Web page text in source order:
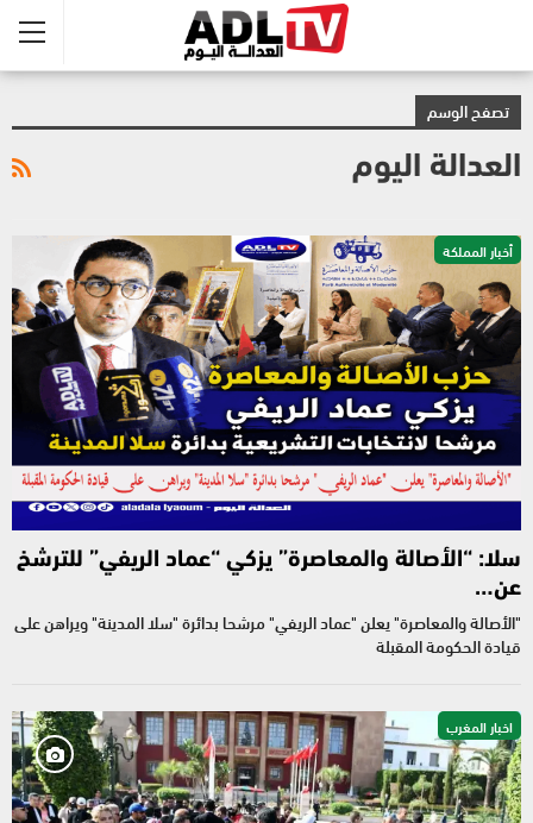
تصفح الوسم
العدالة اليوم
أخبار المملكة
سلا: “الأصالة والمعاصرة” يزكي “عماد الريفي” للترشخ
عن…
"الأصالة والمعاصرة" يعلن "عماد الريفي" مرشحا بدائرة "سلا المدينة" ويراهن على
قيادة الحكومة المقبلة
اخبار المغرب